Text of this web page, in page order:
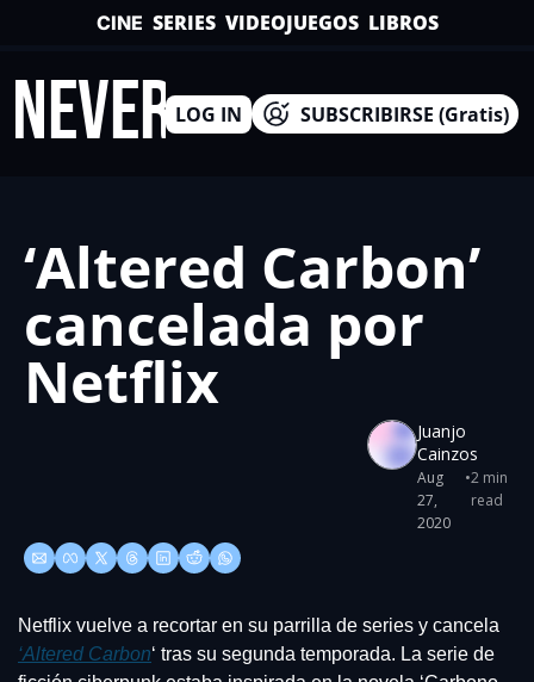
CINE SERIES VIDEOJUEGOS LIBROS
LOG IN SUBSCRIBIRSE (Gratis)
‘Altered Carbon’
cancelada por
Netflix
Juanjo
Cainzos
Aug
27,
2020
•2 min
read
‘Altered Carbon‘ tras su segunda temporada. La serie de